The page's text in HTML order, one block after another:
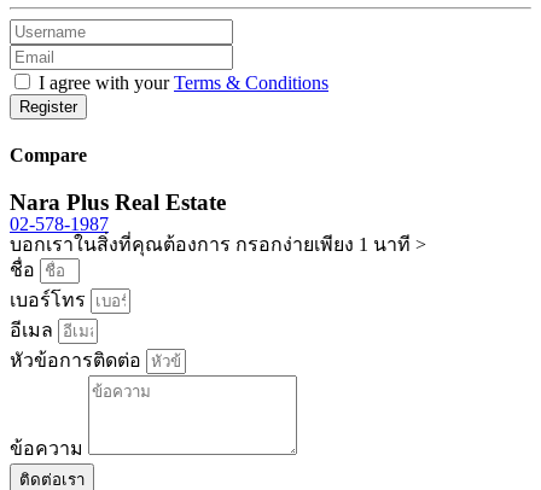
I agree with yourTerms & Conditions
Register
Compare
Nara Plus Real Estate
02-578-1987
บอกเราในสิ่งที่คุณต้องการ กรอกง่ายเพียง 1 นาที >
ชื่อ
เบอร์โทร
อีเมล
หัวข้อการติดต่อ
ข้อความ
ติดต่อเรา